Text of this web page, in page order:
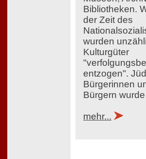
Bibliotheken.
der Zeit des
wurden
Kulturgüter
entzogen".
Bürgerinnen
Bürgern
mehr...